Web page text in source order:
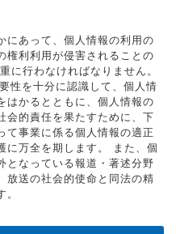
にあって、個人情報の利用の
権利利用が侵害されることの
に行わなければなりません。
性を十分に認識して、個人情
はかるとともに、個人情報の
会的責任を果たすために、下
て事業に係る個人情報の適正
に万全を期します。 また、個
となっている報道・著述分野
放送の社会的使命と同法の精